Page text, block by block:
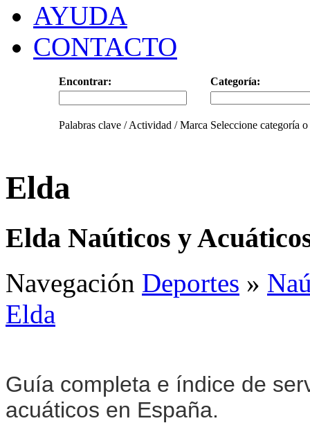
AYUDA
CONTACTO
Encontrar: Categoría:
Palabras clave / Actividad / Marca Seleccione categoría
Elda
Elda Naúticos y
Navegación Deportes »
Elda
Guía completa e índice de
acuáticos en España.